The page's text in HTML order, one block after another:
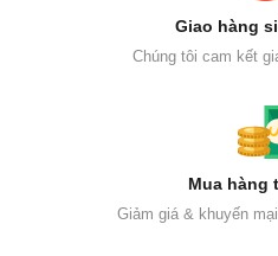
Giao hàng
Chúng tôi cam kết
Mua hàng
Giảm giá & khuyến